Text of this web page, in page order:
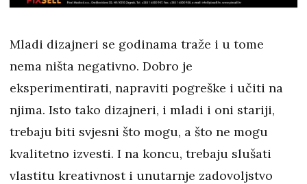
Mladi dizajneri se godinama traže i u tome
nema ništa negativno. Dobro je
eksperimentirati, napraviti pogreške i učiti na
njima. Isto tako dizajneri, i mladi i oni stariji,
trebaju biti svjesni što mogu, a što ne mogu
kvalitetno izvesti. I na koncu, trebaju slušati
vlastitu kreativnost i unutarnje zadovoljstvo